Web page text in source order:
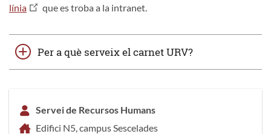
línia
que es troba a la intranet.
Per a què serveix el carnet URV?
Servei de Recursos Humans
Edifici N5, campus Sescelades